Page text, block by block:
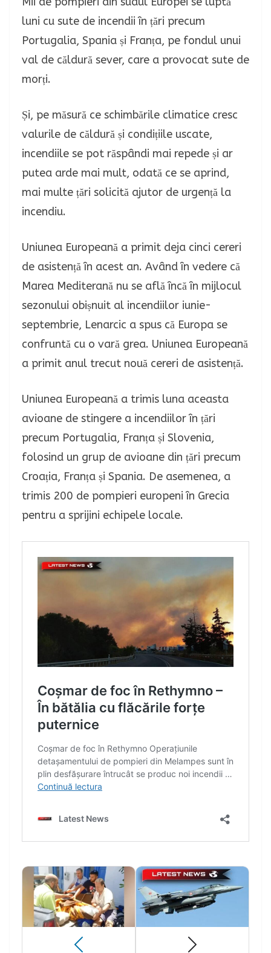
luni cu sute de incendii în țări precum
Portugalia, Spania și Franța, pe fondul unui
val de căldură sever, care a provocat sute de
morți.
Și, pe măsură ce schimbările climatice cresc
valurile de căldură și condițiile uscate,
incendiile se pot răspândi mai repede și ar
putea arde mai mult, odată ce se aprind,
mai multe țări solicită ajutor de urgență la
incendiu.
Uniunea Europeană a primit deja cinci cereri
de asistență în acest an. Având în vedere că
Marea Mediterană nu se află încă în mijlocul
sezonului obișnuit al incendiilor iunie-
septembrie, Lenarcic a spus că Europa se
confruntă cu o vară grea. Uniunea Europeană
a primit anul trecut nouă cereri de asistență.
Uniunea Europeană a trimis luna aceasta
avioane de stingere a incendiilor în țări
precum Portugalia, Franța și Slovenia,
folosind un grup de avioane din țări precum
Croația, Franța și Spania. De asemenea, a
trimis 200 de pompieri europeni în Grecia
pentru a sprijini echipele locale.